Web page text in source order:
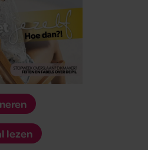
lezen